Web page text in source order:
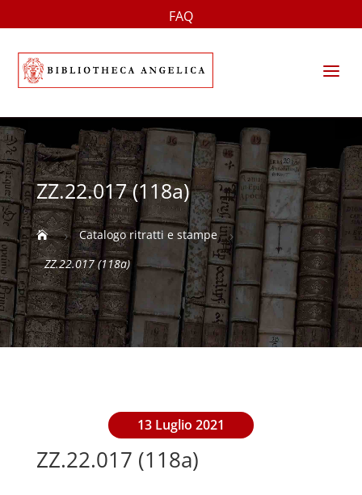
FAQ
a
ZZ.22.017 (118a)
 5 Catalogo ritratti e stampe 5
ZZ.22.017 (118a)
13 Luglio 2021
ZZ.22.017 (118a)